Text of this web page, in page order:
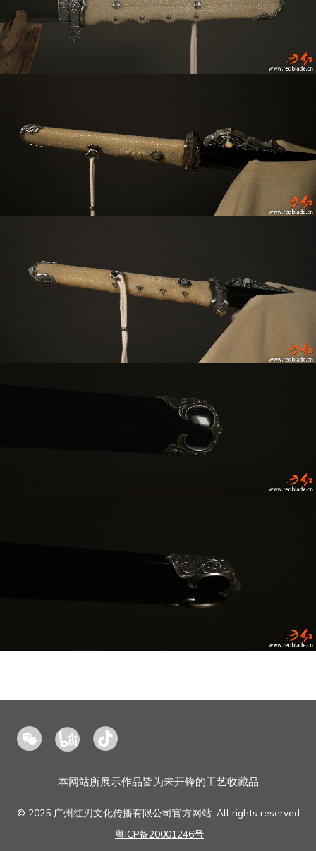
造
本网站所展示作品皆为未开锋的工艺收藏品
© 2025 广州红刃文化传播有限公司官方网站. All rights reserved
粤ICP备20001246号